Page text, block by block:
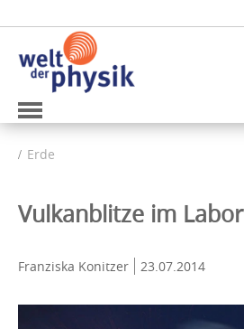
Erde
Vulkanblitze im Labor
Franziska Konitzer 23.07.2014